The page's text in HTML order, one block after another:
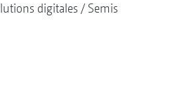
digitales
Semis